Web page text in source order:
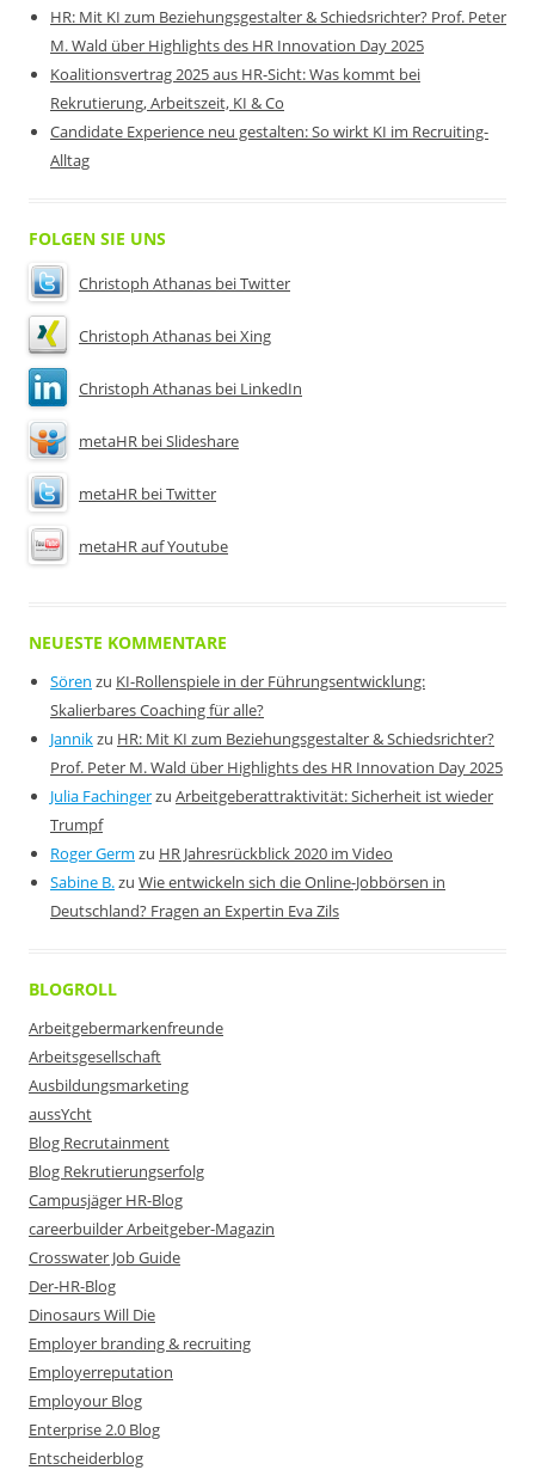
HR: Mit KI zum Beziehungsgestalter & Schiedsrichter? Prof. Peter
M. Wald über Highlights des HR Innovation Day 2025
Koalitionsvertrag 2025 aus HR-Sicht: Was kommt bei
Rekrutierung, Arbeitszeit, KI & Co
Candidate Experience neu gestalten: So wirkt KI im Recruiting-
Alltag
FOLGEN SIE UNS
Christoph Athanas bei Twitter
Christoph Athanas bei Xing
Christoph Athanas bei LinkedIn
metaHR bei Slideshare
metaHR bei Twitter
metaHR auf Youtube
NEUESTE KOMMENTARE
Sören zu KI-Rollenspiele in der Führungsentwicklung:
Skalierbares Coaching für alle?
Jannikzu HR: Mit KI zum Beziehungsgestalter & Schiedsrichter?
Prof. Peter M. Wald über Highlights des HR Innovation Day 2025
Julia Fachingerzu Arbeitgeberattraktivität: Sicherheit ist wieder
Trumpf
Roger Germ zu HR Jahresrückblick 2020 im Video
Sabine B.zu Wie entwickeln sich die Online-Jobbörsen in
Deutschland? Fragen an Expertin Eva Zils
BLOGROLL
Arbeitgebermarkenfreunde
Arbeitsgesellschaft
Ausbildungsmarketing
aussYcht
Blog Recrutainment
Blog Rekrutierungserfolg
Campusjäger HR-Blog
careerbuilder Arbeitgeber-Magazin
Crosswater Job Guide
Der-HR-Blog
Dinosaurs Will Die
Employer branding & recruiting
Employerreputation
Employour Blog
Enterprise 2.0 Blog
Entscheiderblog